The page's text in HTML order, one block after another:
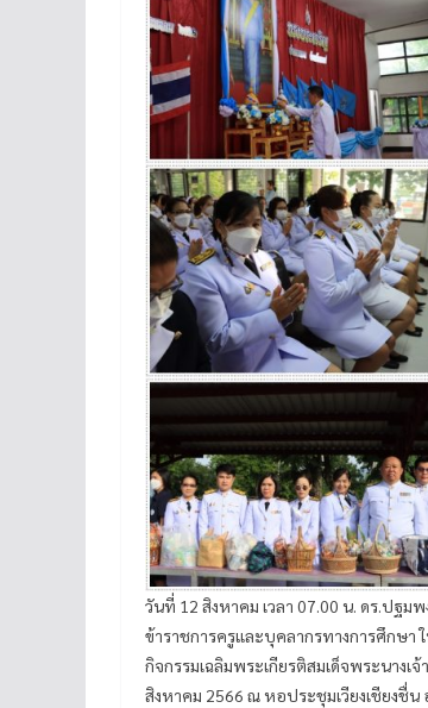
วันที่ 12 สิงหาคม เวลา 07.00 น. ดร.ปฐ
ข้าราชการครูและบุคลากรทางการศึกษ
กิจกรรมเฉลิมพระเกียรติสมเด็จพระนาง
สิงหาคม 2566 ณ หอประชุมเวียงเชียงชื่